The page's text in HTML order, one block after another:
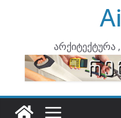
არქიტექტურა